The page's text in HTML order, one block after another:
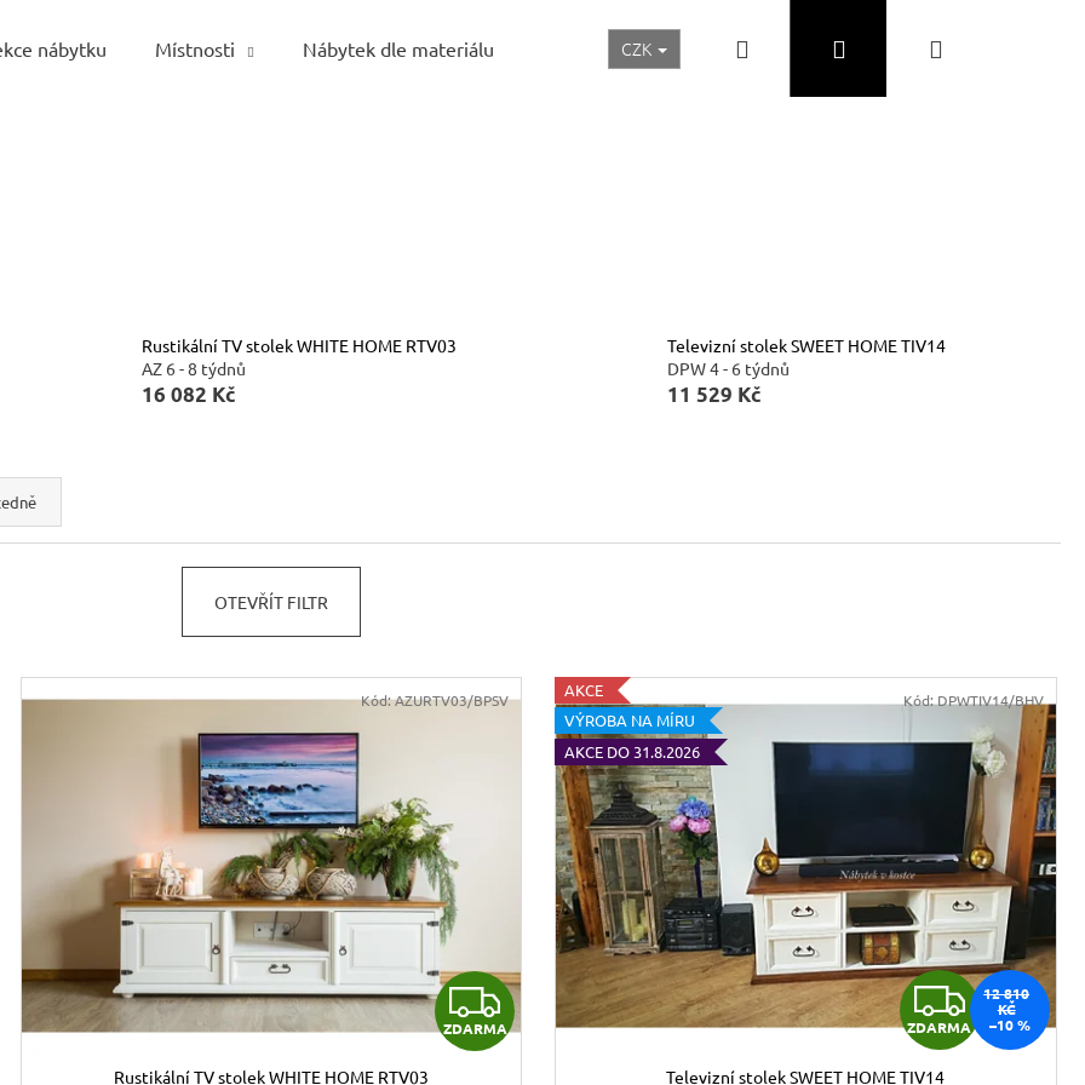
nábytku Místnosti Nábytek dle materiálu Realizace a inspirace Akční ceny Nábytek Skladem
CZK Přihlášení
Rustikální TV stolek WHITE HOME RTV03
AZ 6 - 8 týdnů
16 082 Kč
Televizní stolek SWEET HOME TIV14
DPW 4 - 6 týdnů
11 529 Kč
OTEVŘÍT FILTR
Z
D
ZDARMA
Rustikální TV stolek WHITE HOME RTV03
Kód:AZURTV03/BPSV
AKCE
VÝROBA NA MÍRU
AKCE DO 31.8.2026
Z
D
ZDARMA
12 810
KČ
–10 %
Televizní stolek SWEET HOME TIV14
Kód:DPWTIV14/BHV
Doporučujeme
ŽIDLE MEXICANA SIL25 RUSTIKÁLNÍ LAVICE SWEET HOME